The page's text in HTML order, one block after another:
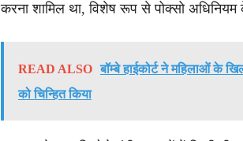
करना शामिल था, विशेष रूप से पोक्सो
READ ALSO बॉम्बे हाईकोर्ट ने महिलाओं के
को चिन्हित किया